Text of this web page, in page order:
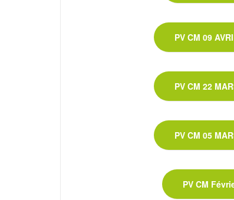
PV CM 09
PV CM 22
PV CM 05
PV CM